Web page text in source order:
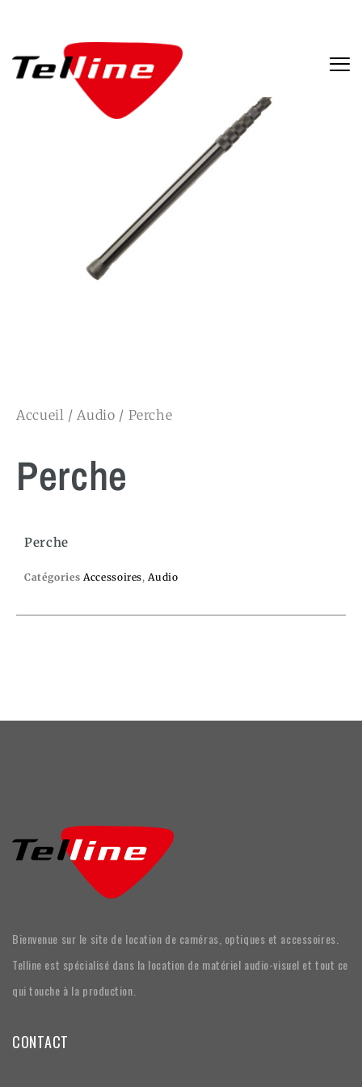
Accueil /Audio / Perche
Perche
Perche
Catégories Accessoires,Audio
Bienvenue sur le site de location de caméras, optiques et accessoires.
Telline est spécialisé dans la location de matériel audio-visuel et tout ce
qui touche à la production.
CONTACT